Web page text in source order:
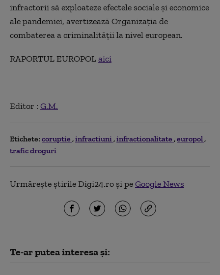
infractorii să exploateze efectele sociale și economice
ale pandemiei, avertizează Organizația de
combaterea a criminalității la nivel european.
RAPORTUL EUROPOLaici
Editor : G.M.
Etichete: coruptie infractiuni infractionalitate europol
trafic droguri
Urmărește știrile Digi24.ro și peGoogle News
Te-ar putea interesa și: